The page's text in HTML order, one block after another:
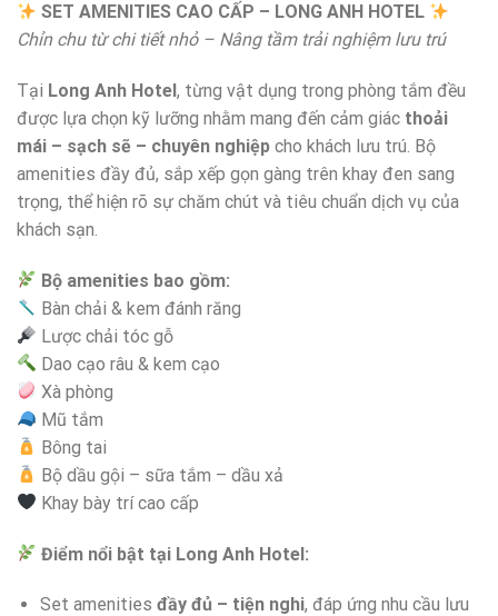
SET AMENITIES CAO CẤP – LONG ANH HOTEL
Chỉn chu từ chi tiết nhỏ – Nâng tầm trải nghiệm lưu trú
Tại Long Anh Hotel, từng vật dụng trong phòng tắm đều
được lựa chọn kỹ lưỡng nhằm mang đến cảm giác thoải
mái – sạch sẽ – chuyên nghiệp cho khách lưu trú. Bộ
amenities đầy đủ, sắp xếp gọn gàng trên khay đen sang
trọng, thể hiện rõ sự chăm chút và tiêu chuẩn dịch vụ của
khách sạn.
Bộ amenities bao gồm:
Bàn chải & kem đánh răng
Lược chải tóc gỗ
Dao cạo râu & kem cạo
Xà phòng
Mũ tắm
Bông tai
Bộ dầu gội – sữa tắm – dầu xả
Khay bày trí cao cấp
Điểm nổi bật tại Long Anh Hotel:
Set amenities đầy đủ – tiện nghi, đáp ứng nhu cầu lưu